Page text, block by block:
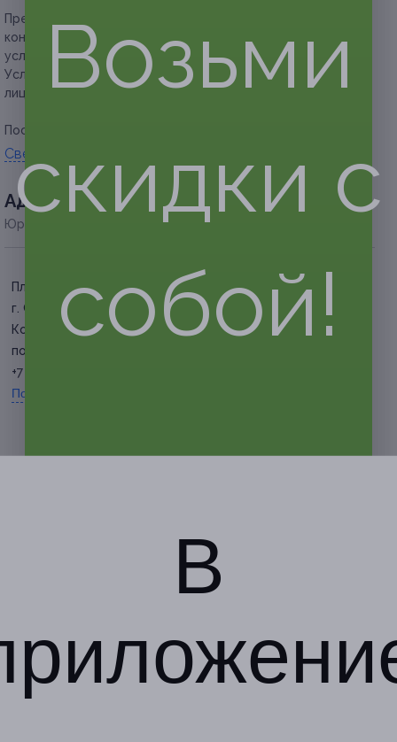
Предупреждаем о необходимости получения
консультации у врача-специалиста по оказываемым
услугам и противопоказаниям.
Услуга предоставляется только совершеннолетним
лицам.
Посмотреть
Свернуть
Адресa
Юридическая информация о партнёре
Площадь Ленина
г. Санкт-Петербург, ул.
Комсомола, д. 16
по предварительной записи
+7 (981) 780-80-97
Показать номер телефона
Возьми
скидки с
собой!
В